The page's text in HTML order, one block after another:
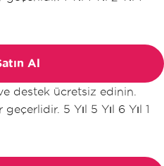
Al
destek ücretsiz edinin.
geçerlidir. 5 Yıl 5 Yıl 6 Yıl 1